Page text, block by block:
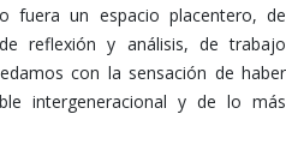
fuera un espacio placentero, de
reflexión y análisis, de trabajo
con la sensación de haber
intergeneracional y de lo más